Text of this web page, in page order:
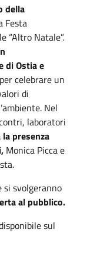
della
Festa
“Altro Natale”.
di Ostia e
celebrare un
di
Nel
laboratori
presenza
Monica Picca e
svolgeranno
al pubblico.
sul